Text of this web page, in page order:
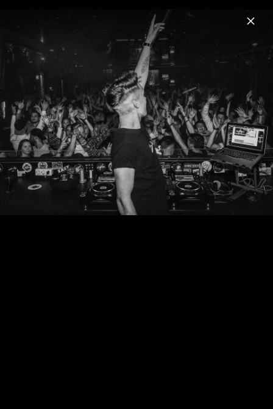
Menu
Noel Holler
Home News Musik Videos Fotos Biografie
Noel Holler - Pressebilder 2022